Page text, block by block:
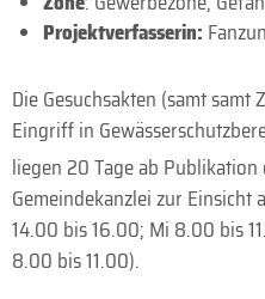
Projektverfasserin:
Die Gesuchsakten (samt samt
Eingriff in
liegen 20 Tage ab Publikation
Gemeindekanzlei zur
14.00 bis 16.00; Mi 8.00 bis
8.00 bis 11.00).